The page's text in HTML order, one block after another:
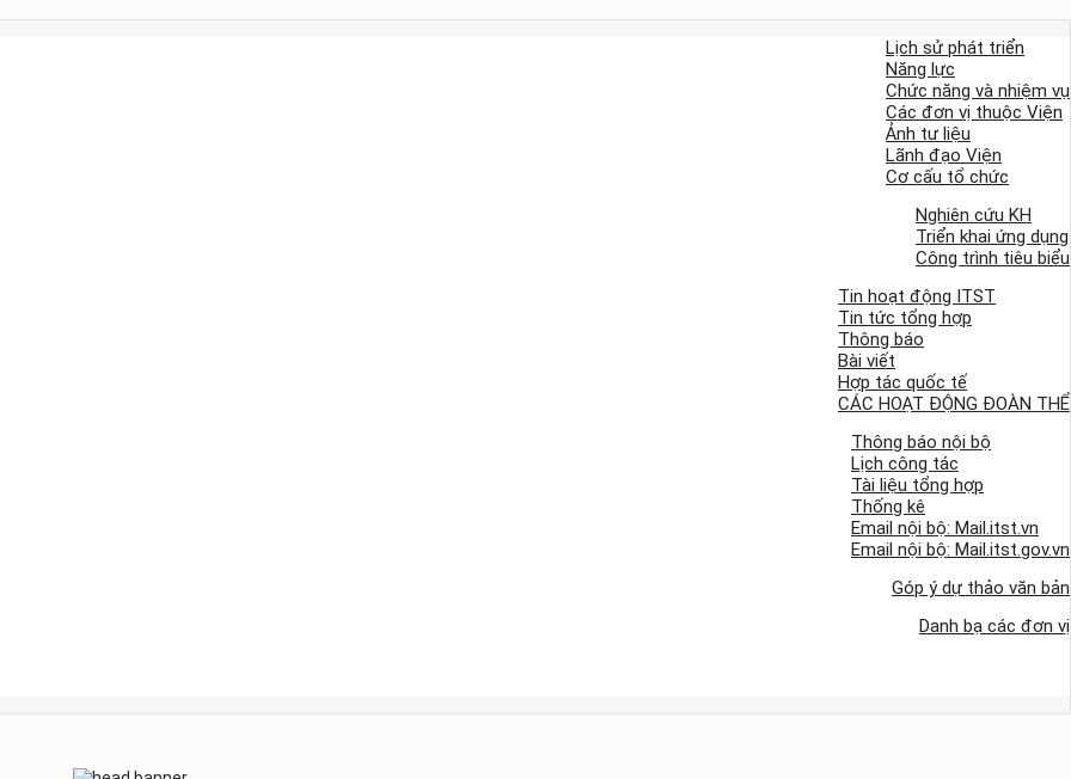
Lịch sử phát triển
Năng lực
Chức năng và nhiệm vụ
Các đơn vị thuộc Viện
Ảnh tư liệu
Lãnh đạo Viện
Cơ cấu tổ chức
Nghiên cứu KH
Triển khai ứng dụng
Công trình tiêu biểu
Tin hoạt động ITST
Tin tức tổng hợp
Thông báo
Bài viết
Hợp tác quốc tế
CÁC HOẠT ĐỘNG ĐOÀN THỂ
Thông báo nội bộ
Lịch công tác
Tài liệu tổng hợp
Thống kê
Email nội bộ: Mail.itst.vn
Email nội bộ: Mail.itst.gov.vn
Góp ý dự thảo văn bản
Danh bạ các đơn vị